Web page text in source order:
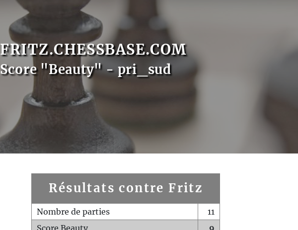
FRITZ.CHESSBASE.COM
Score "Beauty" - pri_sud
Résultats contre Fritz
Nombre de parties
11
Score Beauty
9